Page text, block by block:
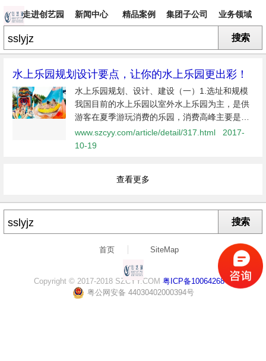
走进创艺园 新闻中心 精品案例 集团子公司 业务领域
搜索
水上乐园规划设计要点，让你的水上乐园更出彩！
水上乐园规划、设计、建设（一）1.选址和规模
我国目前的水上乐园以室外水上乐园为主，是供
游客在夏季游玩消费的乐园，消费高峰主要是
七、八两个月。无论经营者怎么努力，错过了
七、八两个月黄金期再努力也徒劳了；许多投资
www.szcyy.com/article/detail/317.html
2017-
10-19
查看更多
搜索
首页 SiteMap
Copyright © 2017-2018 SZCYY.COM 粤ICP备10064268号
粤公网安备 44030402000394号